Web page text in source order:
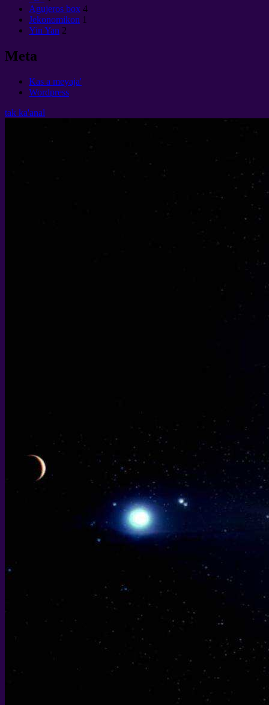
Agujeros box 4
Jekonomikon 1
Yin Yan 2
Meta
Kas a meyaja'
Wordpress
tak ka'anal